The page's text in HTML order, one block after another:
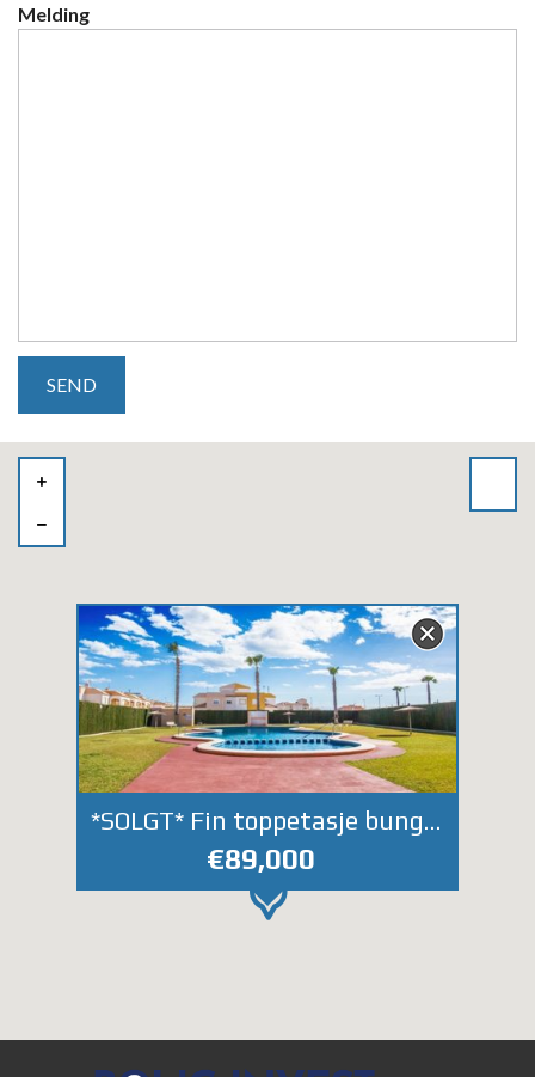
Melding
*SOLGT* Fin toppetasje bungalow i Altos de Limonar med takterrasse.
€89,000